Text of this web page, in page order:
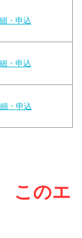
・申込
・申込
・申込
このエ